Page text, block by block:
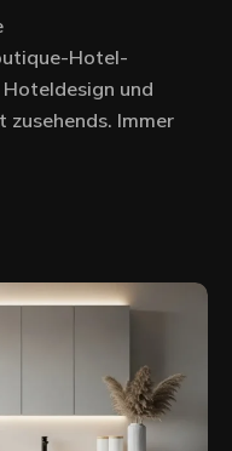
Hotel-
und
Immer